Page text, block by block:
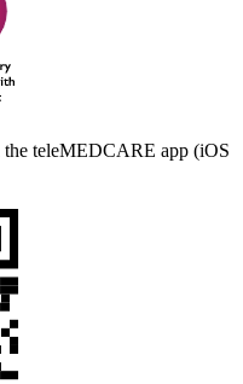
the teleMEDCARE app (iOS